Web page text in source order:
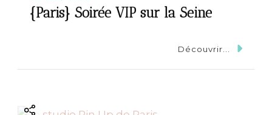
n
{Paris} Soirée VIP sur la Seine
Découvrir...